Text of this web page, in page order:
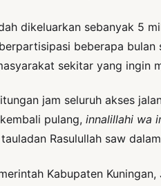
dikeluarkan sebanyak 5
beberapa
sekitar yang ingin
jam seluruh akses
pulang, innalillahi wa
Rasulullah saw
Kabupaten